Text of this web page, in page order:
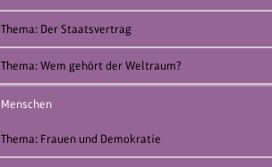
Thema: Der Staatsvertrag
Thema: Wem gehört der Weltraum?
Menschen
Thema: Frauen und Demokratie